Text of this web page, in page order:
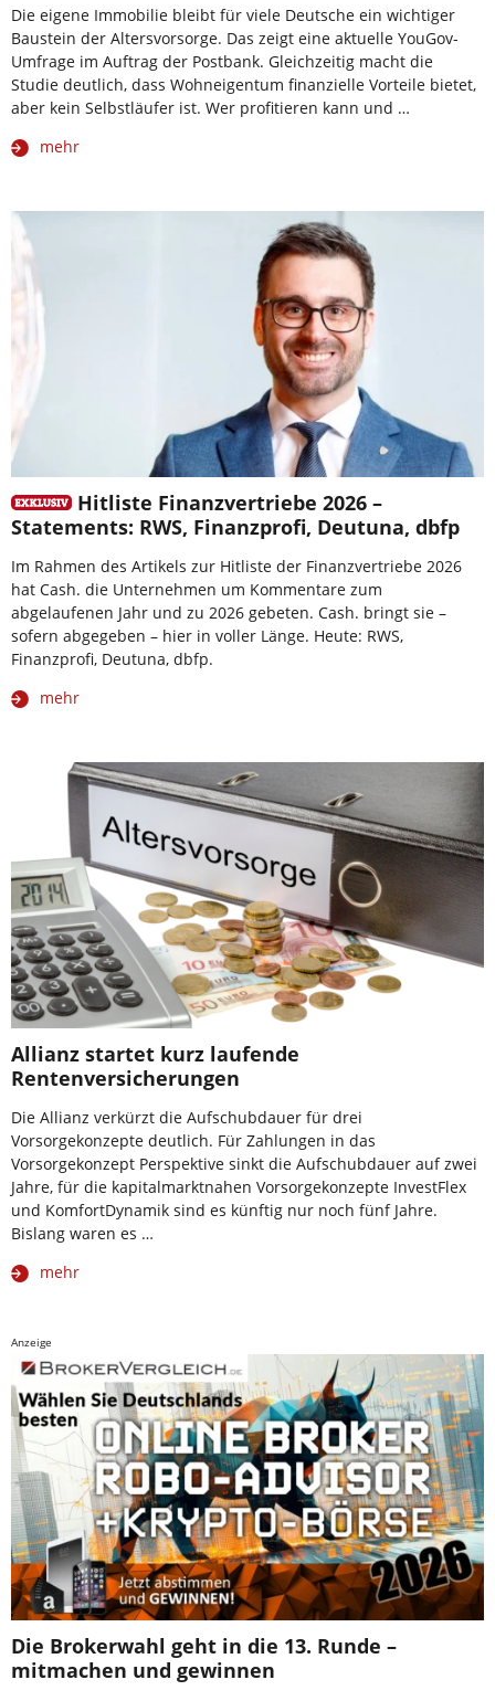
Die eigene Immobilie bleibt für viele Deutsche ein wichtiger
Baustein der Altersvorsorge. Das zeigt eine aktuelle YouGov-
Umfrage im Auftrag der Postbank. Gleichzeitig macht die
Studie deutlich, dass Wohneigentum finanzielle Vorteile bietet,
aber kein Selbstläufer ist. Wer profitieren kann und …
mehr
Hitliste Finanzvertriebe 2026 –
Statements: RWS, Finanzprofi, Deutuna, dbfp
Im Rahmen des Artikels zur Hitliste der Finanzvertriebe 2026
hat Cash. die Unternehmen um Kommentare zum
abgelaufenen Jahr und zu 2026 gebeten. Cash. bringt sie –
sofern abgegeben – hier in voller Länge. Heute: RWS,
Finanzprofi, Deutuna, dbfp.
mehr
Allianz startet kurz laufende
Rentenversicherungen
Die Allianz verkürzt die Aufschubdauer für drei
Vorsorgekonzepte deutlich. Für Zahlungen in das
Vorsorgekonzept Perspektive sinkt die Aufschubdauer auf zwei
Jahre, für die kapitalmarktnahen Vorsorgekonzepte InvestFlex
und KomfortDynamik sind es künftig nur noch fünf Jahre.
Bislang waren es …
mehr
Anzeige
Die Brokerwahl geht in die 13. Runde –
mitmachen und gewinnen